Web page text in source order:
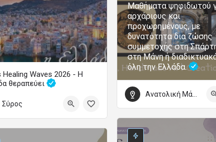
Healing Waves 2026 - Η
θεραπεύει
2026 09:00 - 4 Οκτωβρίου 2026 22:00
Σύρος
Μαθήματα ψηφιδωτού
αρχάριους και
προχωρημένους, με
δυνατότητα δια ζώσης
συμμετοχής στη
στη Μάνη ή
όλη την Ελλάδα.